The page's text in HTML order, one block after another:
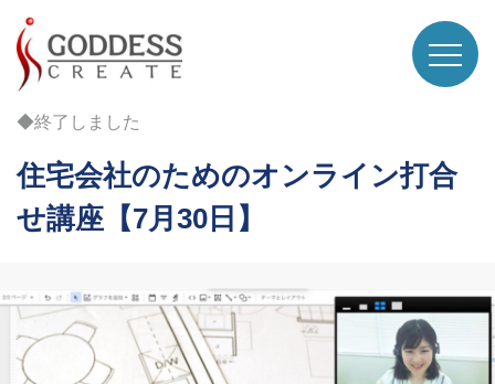
◆終了しました
住宅会社のためのオンライン打合
せ講座【7月30日】